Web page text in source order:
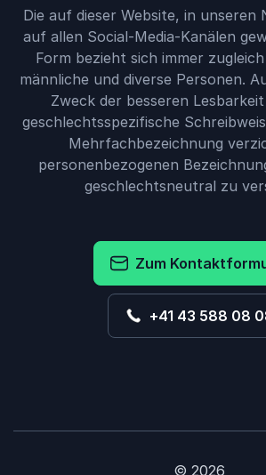
Die auf dieser Website, in unseren
auf allen Social-Media-Kanälen
Form bezieht sich immer
männliche und diverse Personen.
Zweck der besseren
geschlechtsspezifische
Mehrfachbezeichnung
personenbezogenen
geschlechtsneutral zu
Zum
+41 43 588 08
© 2026